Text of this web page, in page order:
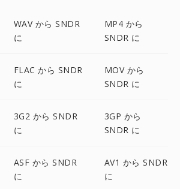
WAV から SNDR
に
MP4 から
SNDR に
FLAC から SNDR
に
MOV から
SNDR に
3G2 から SNDR
に
3GP から
SNDR に
ASF から SNDR
に
AV1 から SNDR
に